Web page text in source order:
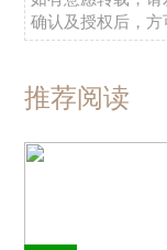
确认及授权后，方
推荐阅读